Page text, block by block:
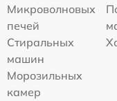
Микроволновых
печей
Стиральных
машин
Морозильных
камер